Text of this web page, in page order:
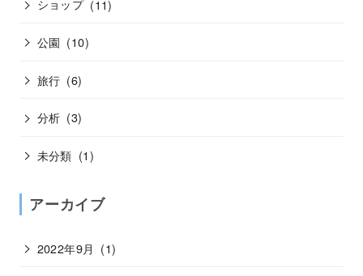
ショップ (11)
公園 (10)
旅行 (6)
分析 (3)
未分類 (1)
アーカイブ
2022年9月 (1)